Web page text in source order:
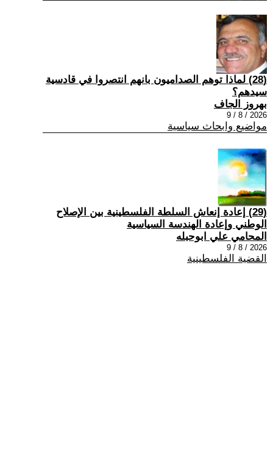
(28) ‏لماذا توهم الصداميون بانهم انتصروا في قادسية
سيدهم؟
بهروز الجاف
2026 / 8 / 9
مواضيع وابحاث سياسية
(29) إعادة إنعاش السلطة الفلسطينية بين الإصلاح
الوطني وإعادة الهندسة السياسية
المحامي علي ابوحبله
2026 / 8 / 9
القضية الفلسطينية